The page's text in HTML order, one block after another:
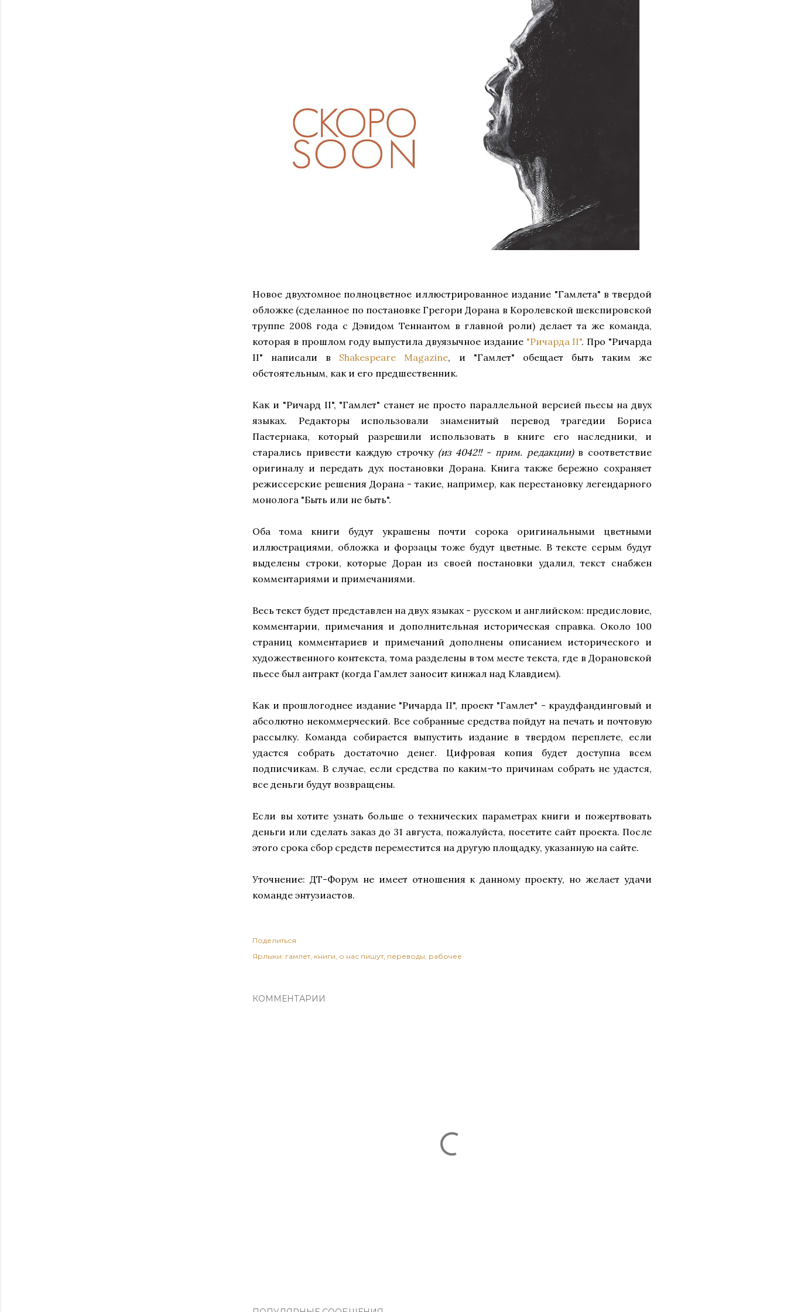
Новое двухтомное полноцветное иллюстрированное издание "Гамлета" в твердой
обложке (сделанное по постановке Грегори Дорана в Королевской шекспировской
труппе 2008 года с Дэвидом Теннантом в главной роли) делает та же команда,
которая в прошлом году выпустила двуязычное издание "Ричарда II". Про "Ричарда
II" написали в Shakespeare Magazine, и "Гамлет" обещает быть таким же
обстоятельным, как и его предшественник.
Как и "Ричард II", "Гамлет" станет не просто параллельной версией пьесы на двух
языках. Редакторы использовали знаменитый перевод трагедии Бориса
Пастернака, который разрешили использовать в книге его наследники, и
старались привести каждую строчку (из 4042!! - прим. редакции)в соответствие
оригиналу и передать дух постановки Дорана. Книга также бережно сохраняет
режиссерские решения Дорана - такие, например, как перестановку легендарного
монолога "Быть или не быть".
Оба тома книги будут украшены почти сорока оригинальными цветными
иллюстрациями, обложка и форзацы тоже будут цветные. В тексте серым будут
выделены строки, которые Доран из своей постановки удалил, текст снабжен
комментариями и примечаниями.
Весь текст будет представлен на двух языках - русском и английском: предисловие,
комментарии, примечания и дополнительная историческая справка. Около 100
страниц комментариев и примечаний дополнены описанием исторического и
художественного контекста, тома разделены в том месте текста, где в Дорановской
пьесе был антракт (когда Гамлет заносит кинжал над Клавдием).
Как и прошлогоднее издание "Ричарда II", проект "Гамлет" - краудфандинговый и
абсолютно некоммерческий. Все собранные средства пойдут на печать и почтовую
рассылку. Команда собирается выпустить издание в твердом переплете, если
удастся собрать достаточно денег. Цифровая копия будет доступна всем
подписчикам. В случае, если средства по каким-то причинам собрать не удастся,
все деньги будут возвращены.
Если вы хотите узнать больше о технических параметрах книги и пожертвовать
деньги или сделать заказ до 31 августа, пожалуйста, посетите сайт проекта. После
этого срока сбор средств переместится на другую площадку, указанную на сайте.
Уточнение: ДТ-Форум не имеет отношения к данному проекту, но желает удачи
команде энтузиастов.
Поделиться
Ярлыки: гамлет книги о нас пишут переводы рабочее
КОММЕНТАРИИ